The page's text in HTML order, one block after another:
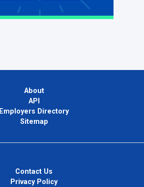
About
API
Employers Directory
Sitemap
Contact Us
Privacy Policy